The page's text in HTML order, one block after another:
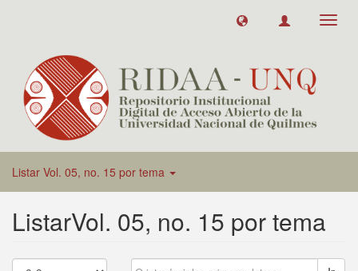
Listar Vol. 05, no. 15 por tema
ListarVol. 05, no. 15 por tema